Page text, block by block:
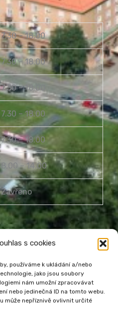
s cookies
používáme k ukládání a/nebo
jako jsou soubory
nám umožní zpracovávat
nebo jedinečná ID na tomto webu.
může nepříznivě ovlivnit určité
7.30 – 18.00
7.30 – 18.00
7.30 – 18.00
7.30 – 18.00
7.30 – 18.00
8.00 – 14.00
Zavřeno
webu